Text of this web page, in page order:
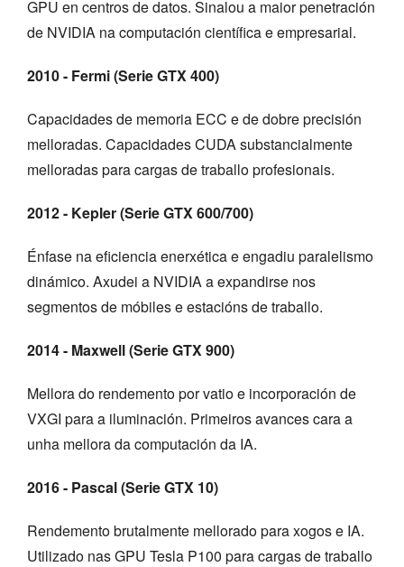
GPU en centros de datos. Sinalou a maior penetración
de NVIDIA na computación científica e empresarial.
2010 - Fermi (Serie GTX 400)
Capacidades de memoria ECC e de dobre precisión
melloradas. Capacidades CUDA substancialmente
melloradas para cargas de traballo profesionais.
2012 - Kepler (Serie GTX 600/700)
Énfase na eficiencia enerxética e engadiu paralelismo
dinámico. Axudei a NVIDIA a expandirse nos
segmentos de móbiles e estacións de traballo.
2014 - Maxwell (Serie GTX 900)
Mellora do rendemento por vatio e incorporación de
VXGI para a iluminación. Primeiros avances cara a
unha mellora da computación da IA.
2016 - Pascal (Serie GTX 10)
Rendemento brutalmente mellorado para xogos e IA.
Utilizado nas GPU Tesla P100 para cargas de traballo